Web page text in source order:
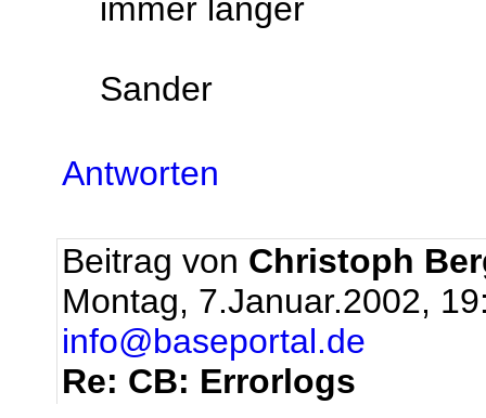
immer länger
Sander
Antworten
Beitrag von Christoph
Montag, 7.Januar.2002,
info@baseportal.de
Re: CB: Errorlogs